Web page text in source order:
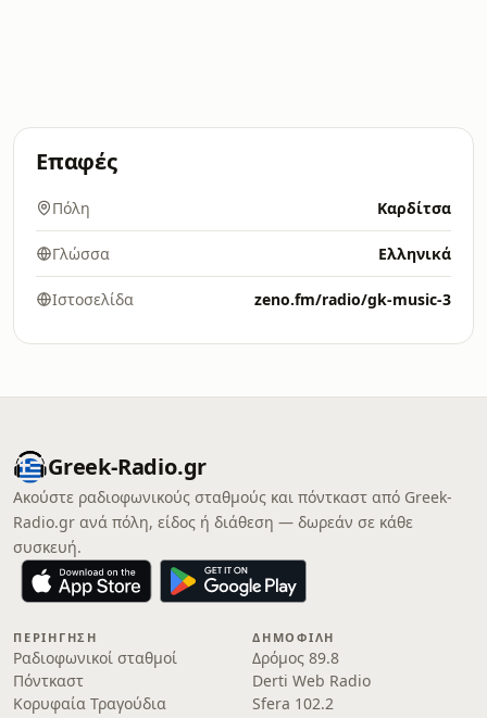
Επαφές
Πόλη Καρδίτσα
Γλώσσα Ελληνικά
Ιστοσελίδα zeno.fm/radio/gk-music-3
Greek-Radio.gr
Ακούστε ραδιοφωνικούς σταθμούς και πόντκαστ από Greek-
Radio.gr ανά πόλη, είδος ή διάθεση — δωρεάν σε κάθε
συσκευή.
ΠΕΡΙΉΓΗΣΗ
Ραδιοφωνικοί σταθμοί
Πόντκαστ
Κορυφαία Τραγούδια
ΔΗΜΟΦΙΛΉ
Δρόμος 89.8
Derti Web Radio
Sfera 102.2